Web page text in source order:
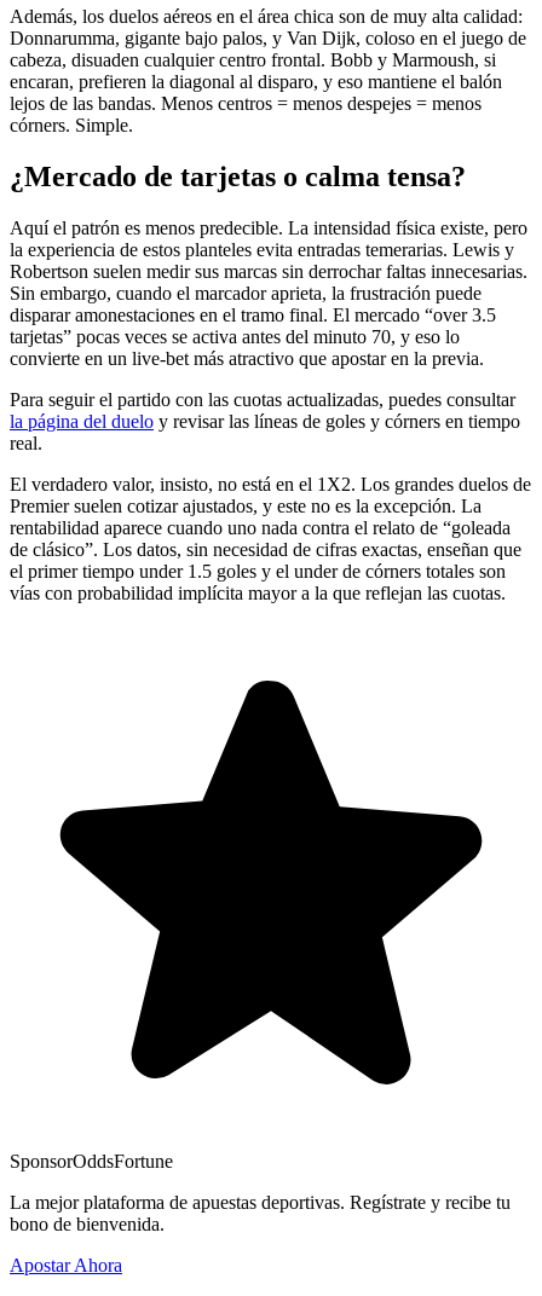
Además, los duelos aéreos en el área chica son de muy alta calidad:
Donnarumma, gigante bajo palos, y Van Dijk, coloso en el juego de
cabeza, disuaden cualquier centro frontal. Bobb y Marmoush, si
encaran, prefieren la diagonal al disparo, y eso mantiene el balón
lejos de las bandas. Menos centros = menos despejes = menos
córners. Simple.
¿Mercado de tarjetas o calma tensa?
Aquí el patrón es menos predecible. La intensidad física existe, pero
la experiencia de estos planteles evita entradas temerarias. Lewis y
Robertson suelen medir sus marcas sin derrochar faltas innecesarias.
Sin embargo, cuando el marcador aprieta, la frustración puede
disparar amonestaciones en el tramo final. El mercado “over 3.5
tarjetas” pocas veces se activa antes del minuto 70, y eso lo
convierte en un live-bet más atractivo que apostar en la previa.
Para seguir el partido con las cuotas actualizadas, puedes consultar
la página del duelo y revisar las líneas de goles y córners en tiempo
real.
El verdadero valor, insisto, no está en el 1X2. Los grandes duelos de
Premier suelen cotizar ajustados, y este no es la excepción. La
rentabilidad aparece cuando uno nada contra el relato de “goleada
de clásico”. Los datos, sin necesidad de cifras exactas, enseñan que
el primer tiempo under 1.5 goles y el under de córners totales son
vías con probabilidad implícita mayor a la que reflejan las cuotas.
SponsorOddsFortune
La mejor plataforma de apuestas deportivas. Regístrate y recibe tu
bono de bienvenida.
Apostar Ahora